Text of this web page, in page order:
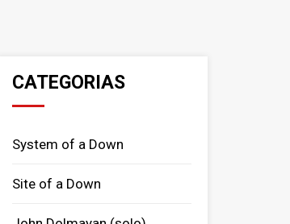
CATEGORIAS
System of a Down
Site of a Down